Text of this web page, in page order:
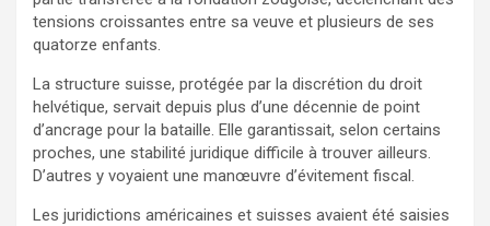
tensions croissantes entre sa veuve et plusieurs de ses
quatorze enfants.
La structure suisse, protégée par la discrétion du droit
helvétique, servait depuis plus d’une décennie de point
d’ancrage pour la bataille. Elle garantissait, selon certains
proches, une stabilité juridique difficile à trouver ailleurs.
D’autres y voyaient une manœuvre d’évitement fiscal.
Les juridictions américaines et suisses avaient été saisies